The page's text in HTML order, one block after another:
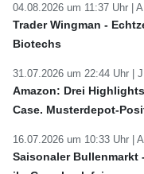
04.08.2026 um 11:37 Uhr |
Trader Wingman -
Biotechs
31.07.2026 um 22:44 Uhr |
Amazon: Drei
Case. Musterdepot-
16.07.2026 um 10:33 Uhr |
Saisonaler Bullenmarkt